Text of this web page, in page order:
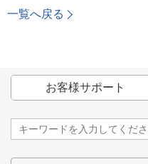
一覧へ戻る
お客様サポート